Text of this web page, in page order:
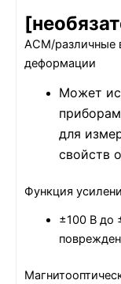
АСМ/различные
деформации
Может
для
свойств
Функция
±100 В до